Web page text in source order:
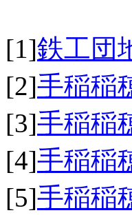
[1]鉄工団
[2]手稲稲
[3]手稲稲
[4]手稲稲
[5]手稲稲